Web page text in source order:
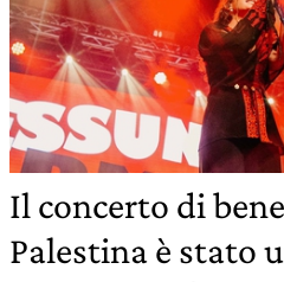
Il concerto di
Palestina è stato